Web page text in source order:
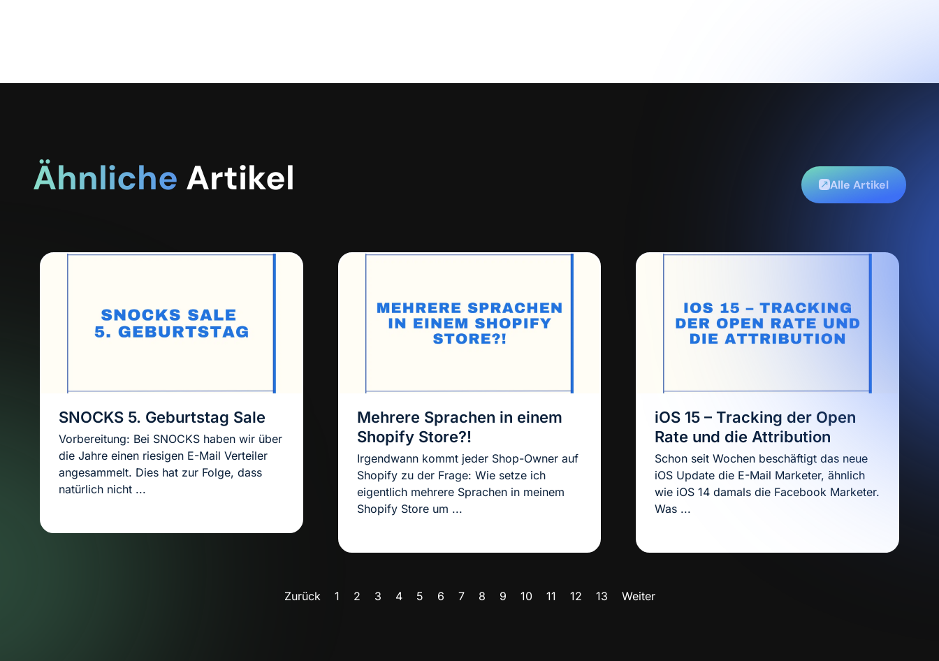
Ähnliche Artikel Alle Artikel
SNOCKS 5. Geburtstag Sale
Vorbereitung: Bei SNOCKS haben wir über
die Jahre einen riesigen E-Mail Verteiler
angesammelt. Dies hat zur Folge, dass
natürlich nicht ...
Mehrere Sprachen in einem
Shopify Store?!
Irgendwann kommt jeder Shop-Owner auf
Shopify zu der Frage: Wie setze ich
eigentlich mehrere Sprachen in meinem
Shopify Store um ...
iOS 15 – Tracking der Open
Rate und die Attribution
Schon seit Wochen beschäftigt das neue
iOS Update die E-Mail Marketer, ähnlich
wie iOS 14 damals die Facebook Marketer.
Was ...
Zurück 1 2 3 4 5 6 7 8 9 10 11 12 13 Weiter